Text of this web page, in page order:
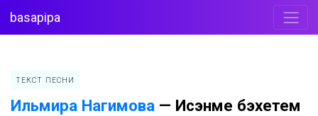
basapipa
ТЕКСТ ПЕСНИ
Ильмира Нагимова — Исэнме бэхетем